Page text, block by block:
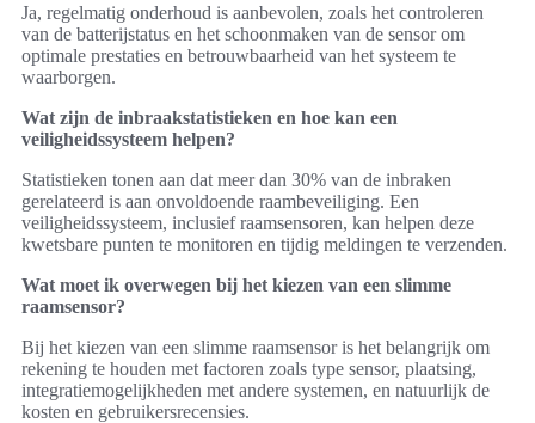
Ja, regelmatig onderhoud is aanbevolen, zoals het controleren
van de batterijstatus en het schoonmaken van de sensor om
optimale prestaties en betrouwbaarheid van het systeem te
waarborgen.
Wat zijn de inbraakstatistieken en hoe kan een
veiligheidssysteem helpen?
Statistieken tonen aan dat meer dan 30% van de inbraken
gerelateerd is aan onvoldoende raambeveiliging. Een
veiligheidssysteem, inclusief raamsensoren, kan helpen deze
kwetsbare punten te monitoren en tijdig meldingen te verzenden.
Wat moet ik overwegen bij het kiezen van een slimme
raamsensor?
Bij het kiezen van een slimme raamsensor is het belangrijk om
rekening te houden met factoren zoals type sensor, plaatsing,
integratiemogelijkheden met andere systemen, en natuurlijk de
kosten en gebruikersrecensies.